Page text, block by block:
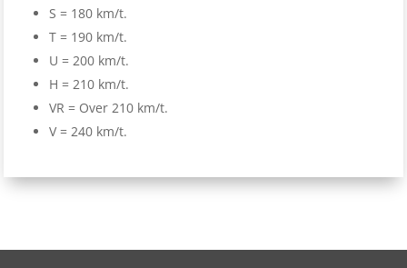
S = 180 km/t.
T = 190 km/t.
U = 200 km/t.
H = 210 km/t.
VR = Over 210 km/t.
V = 240 km/t.